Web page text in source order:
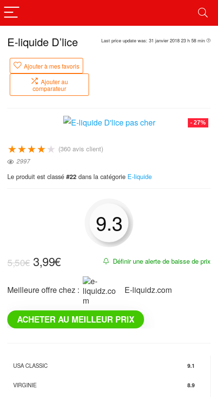
Last price update was: 31 janvier 2018 23 h 58 min
E-liquide D’lice
Ajouter à mes favoris
Ajouter au
comparateur
- 27%
★★★★★ (360 avis client)
2997
Le produit est classé #22 dans la catégorie E-liquide
9.3
Définir une alerte de baisse de prix
5,50€ 3,99€
Meilleure offre chez : e-liquidz.com
ACHETER AU MEILLEUR PRIX
USA CLASSIC 9.1
VIRGINIE 8.9